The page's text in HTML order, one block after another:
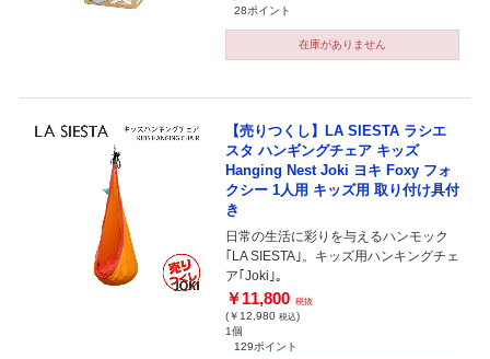
28ポイント
在庫がありません
【売りつくし】LA SIESTA ラシエ
スタ ハンギングチェア キッズ
Hanging Nest Joki ヨキ Foxy フォ
クシー 1人用 キッズ用 取り付け具付
き
日常の生活に彩りを与えるハンモック
｢LA SIESTA｣。キッズ用ハンキングチェ
ア｢Joki｣。
￥11,800 税抜
(￥12,980 税込)
1個
129ポイント